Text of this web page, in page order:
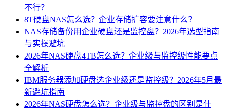
不行？
8T硬盘NAS怎么选？企业存储扩容要注意什么？
NAS存储备份用企业硬盘还是监控盘？2026年选型指南
与实操避坑
2026年NAS硬盘4TB怎么选？企业级与监控级性能要点
全解析
IBM服务器添加硬盘选企业级还是监控级？2026年5月最
新避坑指南
2026年NAS硬盘怎么选？企业级与监控盘的区别是什